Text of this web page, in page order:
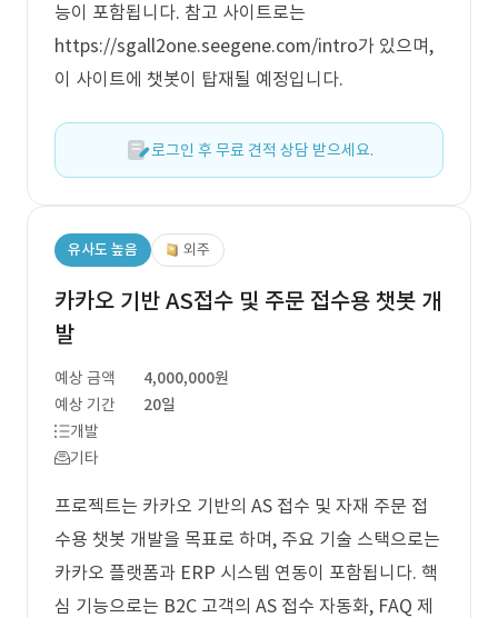
능이 포함됩니다. 참고 사이트로는
https://sgall2one.seegene.com/intro가 있으며,
이 사이트에 챗봇이 탑재될 예정입니다.
로그인 후 무료 견적 상담 받으세요.
유사도 높음 외주
카카오 기반 AS접수 및 주문 접수용 챗봇 개
발
예상 금액
4,000,000원
예상 기간
20일
개발
기타
프로젝트는 카카오 기반의 AS 접수 및 자재 주문 접
수용 챗봇 개발을 목표로 하며, 주요 기술 스택으로는
카카오 플랫폼과 ERP 시스템 연동이 포함됩니다. 핵
심 기능으로는 B2C 고객의 AS 접수 자동화, FAQ 제